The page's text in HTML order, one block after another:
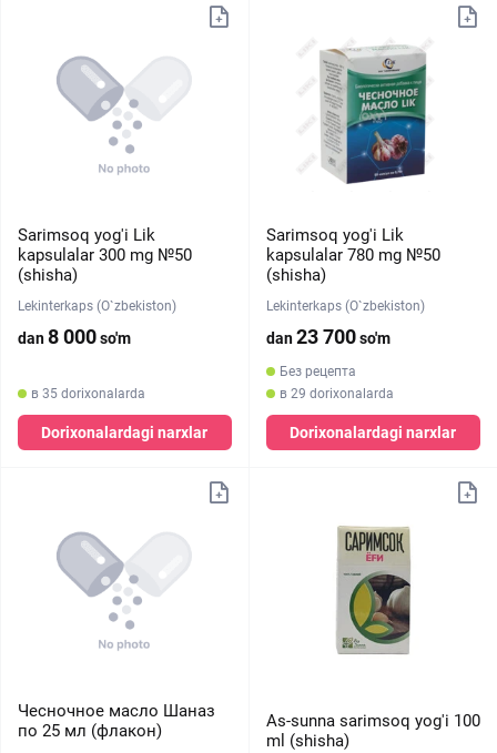
Sarimsoq yog'i Lik
kapsulalar 300 mg №50
(shisha)
Lekinterkaps (O`zbekiston)
dan8 000so'm
в 35 dorixonalarda
Dorixonalardagi narxlar
Sarimsoq yog'i Lik
kapsulalar 780 mg №50
(shisha)
Lekinterkaps (O`zbekiston)
dan23 700so'm
Без рецепта
в 29 dorixonalarda
Dorixonalardagi narxlar
Чесночное масло Шаназ
по 25 мл (флакон)
As-sunna sarimsoq yog'i 100
ml (shisha)